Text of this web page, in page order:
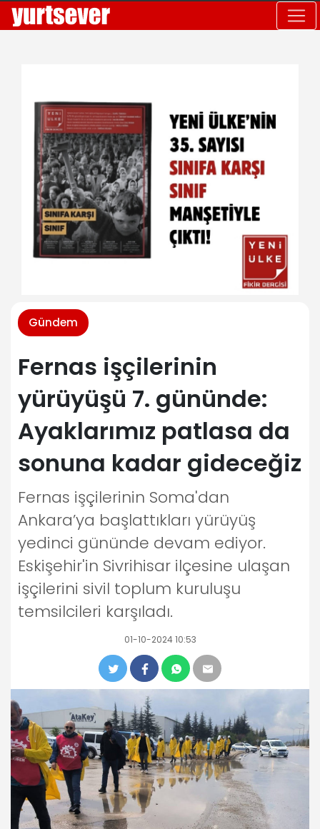
Gündem
Fernas işçilerinin
yürüyüşü 7. gününde:
Ayaklarımız patlasa da
sonuna kadar gideceğiz
Fernas işçilerinin Soma'dan
Ankara’ya başlattıkları yürüyüş
yedinci gününde devam ediyor.
Eskişehir'in Sivrihisar ilçesine ulaşan
işçilerini sivil toplum kuruluşu
temsilcileri karşıladı.
01-10-2024 10:53